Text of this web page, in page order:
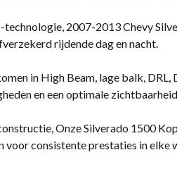
technologie, 2007-2013 Chevy
rijdende dag en nacht.
in High Beam, lage balk,
en een optimale
Onze Silverado 1500
voor consistente prestaties in elke